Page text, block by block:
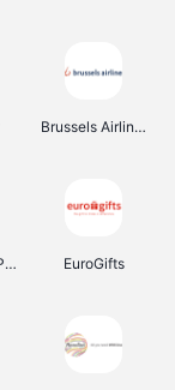
Brussels Airlines
Disneyland Paris EuroGifts